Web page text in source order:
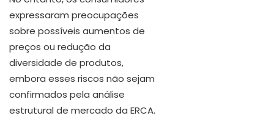
expressaram preocupações
sobre possíveis aumentos de
preços ou redução da
diversidade de produtos,
embora esses riscos não sejam
confirmados pela análise
estrutural de mercado da ERCA.